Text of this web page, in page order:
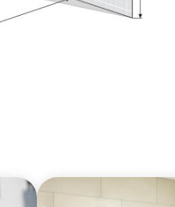
正確な測定に必要な